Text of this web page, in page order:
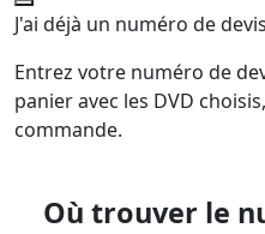
J'ai déjà un numéro de devis
Entrez votre numéro de
panier avec les DVD
commande.
Où trouver le